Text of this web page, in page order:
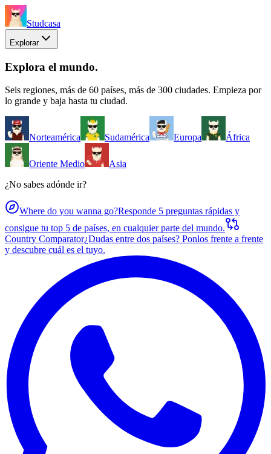
Studcasa
Explorar
Explora el mundo.
Seis regiones, más de 60 países, más de 300 ciudades. Empieza por
lo grande y baja hasta tu ciudad.
Norteamérica Sudamérica Europa África
Oriente Medio
Asia
¿No sabes adónde ir?
Where do you wanna go?Responde 5 preguntas rápidas y
consigue tu top 5 de países, en cualquier parte del mundo.
Country Comparator¿Dudas entre dos países? Ponlos frente a frente
y descubre cuál es el tuyo.